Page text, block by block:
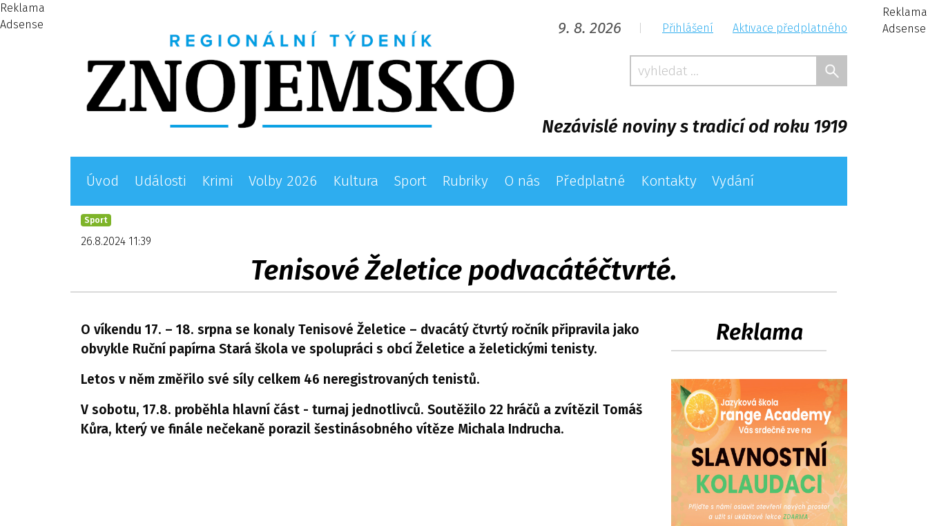
9. 8. 2026 Přihlášení Aktivace předplatného
Nezávislé noviny s tradicí od roku 1919
Úvod Události Krimi Volby 2026 Kultura Sport Rubriky O nás Předplatné Kontakty Vydání
Reklama
Adsense
Reklama
Adsense
Sport
26.8.2024 11:39
Tenisové Želetice podvacátéčtvrté.
O víkendu 17. – 18. srpna se konaly Tenisové Želetice – dvacátý čtvrtý ročník připravila jako
obvykle Ruční papírna Stará škola ve spolupráci s obcí Želetice a želetickými tenisty.
Letos v něm změřilo své síly celkem 46 neregistrovaných tenistů.
V sobotu, 17.8. proběhla hlavní část - turnaj jednotlivců. Soutěžilo 22 hráčů a zvítězil Tomáš
Kůra, který ve finále nečekaně porazil šestinásobného vítěze Michala Indrucha.
Reklama